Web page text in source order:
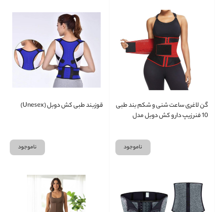
گن لاغری ساعت شنی و شکم بند طبی
10 فنر زیپ دار و کش دوبل مدل
ناموجود
قوزبند طبی کش دوبل (Unesex)
ناموجود